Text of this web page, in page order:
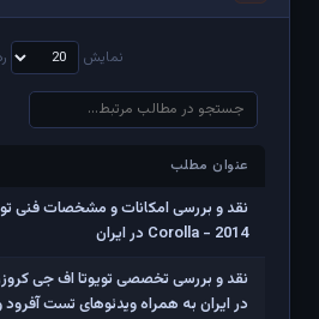
نمایش
عنوان مطلب
عنوان مطلب
Corolla - 2014 در ایران
در ایران به همراه ویدئوهای تست